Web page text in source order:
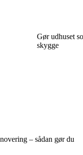
Gør udhuset
skygge
– sådan gør du